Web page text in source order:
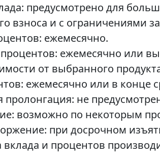
предусмотрено для
взноса и с ограничениями
ежемесячно.
ежемесячно или
от выбранного
ежемесячно или в конце
пролонгация: не
возможно по некоторым
при досрочном
вклада и процентов